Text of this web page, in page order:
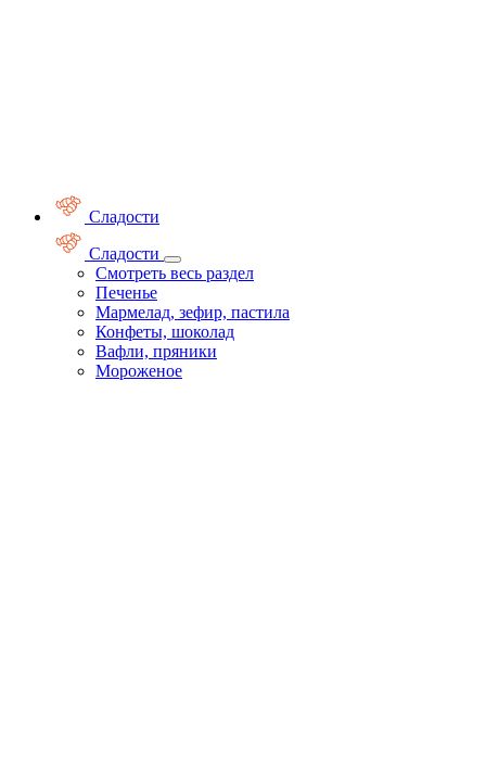
Сладости
Сладости
Смотреть весь раздел
Печенье
Мармелад, зефир, пастила
Конфеты, шоколад
Вафли, пряники
Мороженое